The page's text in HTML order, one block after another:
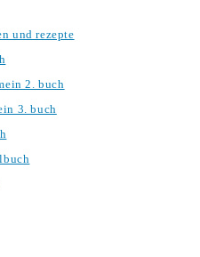
und rezepte
2. buch
3. buch